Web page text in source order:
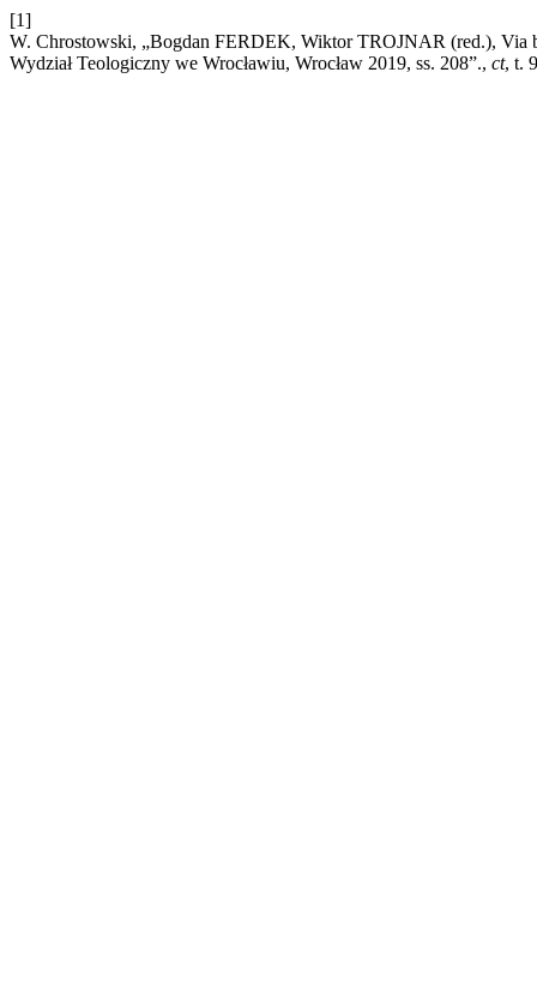
[1]
W. Chrostowski, „Bogdan FERDEK, Wiktor TROJNAR (red.), Via
Wydział Teologiczny we Wrocławiu, Wrocław 2019, ss. 208”., ct, t.